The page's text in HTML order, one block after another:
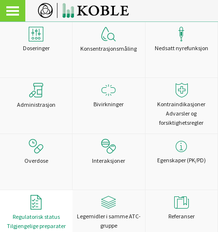
Doseringer Konsentrasjonsmåling Nedsatt nyrefunksjon
Administrasjon Bivirkninger
Kontraindikasjoner
Advarsler og
forsiktighetsregler
Overdose Interaksjoner Egenskaper (PK/PD)
Regulatorisk status
Tilgjengelige preparater
Legemidler i samme ATC-
gruppe
Referanser